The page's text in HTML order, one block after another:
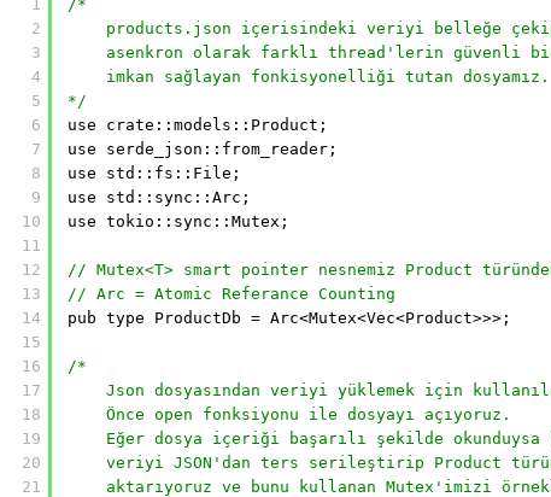
1
2
3
4
5
6
7
8
9
10
11
12
13
14
15
16
17
18
19
20
21
/*
products.json içerisindeki veriyi belleğe
asenkron olarak farklı thread'lerin güvenli
imkan sağlayan fonkisyonelliği tutan dosyamız.
*/
use crate::models::Product;
use serde_json::from_reader;
use std::fs::File;
use std::sync::Arc;
use tokio::sync::Mutex;
// Mutex<T> smart pointer nesnemiz Product
// Arc = Atomic Referance Counting
pub type ProductDb = Arc<Mutex<Vec<Product>>>;
/*
Json dosyasından veriyi yüklemek için
Önce open fonksiyonu ile dosyayı açıyoruz.
Eğer dosya içeriği başarılı şekilde okunduysa
veriyi JSON'dan ters serileştirip Product
aktarıyoruz ve bunu kullanan Mutex'imizi